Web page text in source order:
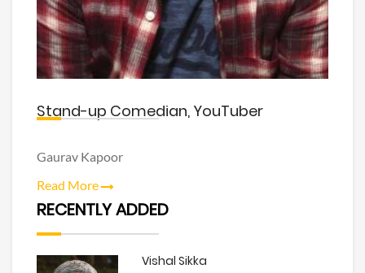
Stand-up Comedian, YouTuber
Gaurav Kapoor
Read More
RECENTLY ADDED
Vishal Sikka